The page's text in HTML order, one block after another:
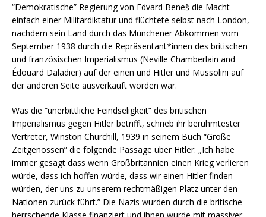
“Demokratische” Regierung von Edvard Beneš die Macht
einfach einer Militärdiktatur und flüchtete selbst nach London,
nachdem sein Land durch das Münchener Abkommen vom
September 1938 durch die Repräsentant*innen des britischen
und französischen Imperialismus (Neville Chamberlain and
Édouard Daladier) auf der einen und Hitler und Mussolini auf
der anderen Seite ausverkauft worden war.
Was die “unerbittliche Feindseligkeit” des britischen
Imperialismus gegen Hitler betrifft, schrieb ihr berühmtester
Vertreter, Winston Churchill, 1939 in seinem Buch “Große
Zeitgenossen” die folgende Passage über Hitler: „Ich habe
immer gesagt dass wenn Großbritannien einen Krieg verlieren
würde, dass ich hoffen würde, dass wir einen Hitler finden
würden, der uns zu unserem rechtmäßigen Platz unter den
Nationen zurück führt.” Die Nazis wurden durch die britische
herrschende Klasse finanziert und ihnen wurde mit massiver